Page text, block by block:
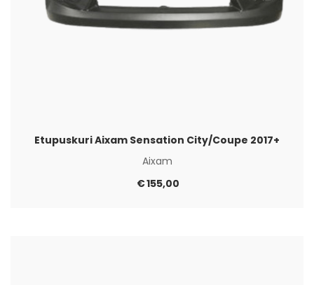
Etupuskuri Aixam Sensation City/Coupe 2017+
Aixam
€155,00